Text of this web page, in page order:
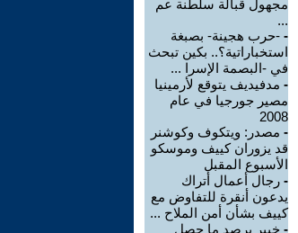
مجهول قبالة سلطنة عم
...
- -حرب هجينة- بصبغة
استخباراتية؟.. بكين تبحث
في -البصمة الإسرا ...
- مدفيديف يتوقع لأرمينيا
مصير جورجيا في عام
2008
- مصدر: ويتكوف وكوشنر
قد يزوران كييف وموسكو
الأسبوع المقبل
- رجال أعمال أتراك
يدعون أنقرة للتفاوض مع
كييف بشأن أمن الملاح ...
- خبير يرصد ما حصل